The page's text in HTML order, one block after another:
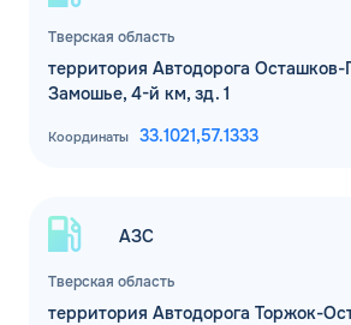
Тверская область
территория Автодорога
Замошье, 4-й км, зд. 1
Координаты 33.1021,57.1333
Тверская область
АЗС
территория Автодорога Торжок-